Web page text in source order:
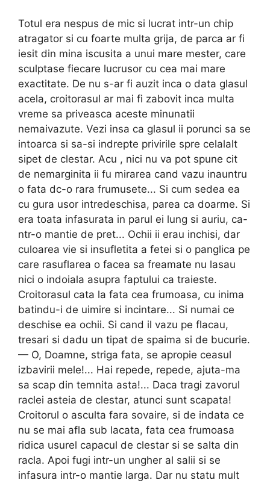
Totul era nespus de mic si lucrat intr-un chip
atragator si cu foarte multa grija, de parca ar fi
iesit din mina iscusita a unui mare mester, care
sculptase fiecare lucrusor cu cea mai mare
exactitate. De nu s-ar fi auzit inca o data glasul
acela, croitorasul ar mai fi zabovit inca multa
vreme sa priveasca aceste minunatii
nemaivazute. Vezi insa ca glasul ii porunci sa se
intoarca si sa-si indrepte privirile spre celalalt
sipet de clestar. Acu , nici nu va pot spune cit
de nemar­ginita ii fu mirarea cand vazu inauntru
o fata dc-o rara frumusete... Si cum sedea ea
cu gura usor intredeschisa, parea ca doarme. Si
era toata infasurata in parul ei lung si auriu, ca-
ntr-o mantie de pret... Ochii ii erau inchisi, dar
culoarea vie si insufletita a fetei si o panglica pe
care rasuflarea o facea sa freamate nu lasau
nici o indo­iala asupra faptului ca traieste.
Croitorasul cata la fata cea frumoasa, cu inima
batindu-i de uimire si incintare... Si numai ce
deschise ea ochii. Si cand il vazu pe flacau,
tresari si dadu un tipat de spaima si de bucurie.
— O, Doamne, striga fata, se apropie ceasul
izbavirii mele!... Hai repede, repede, ajuta-ma
sa scap din tem­nita asta!... Daca tragi zavorul
raclei asteia de clestar, atunci sunt scapata!
Croitorul o asculta fara sovaire, si de indata ce
nu se mai afla sub lacata, fata cea frumoasa
ridica usurel ca­pacul de clestar si se salta din
racla. Apoi fugi intr-un ungher al salii si se
infasura intr-o mantie larga. Dar nu statu mult